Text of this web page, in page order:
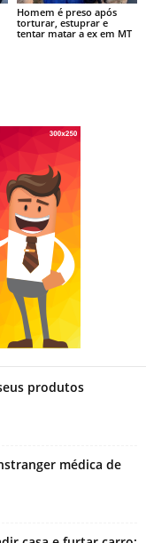
Homem é preso após
torturar, estuprar e
tentar matar a ex em MT
produtos
médica de